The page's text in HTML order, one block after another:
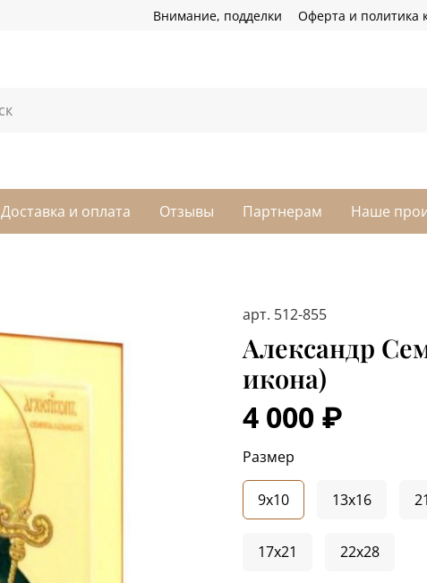
Внимание, подделки Оферта и политика
Доставка и оплата Отзывы Партнерам Наше
арт. 512-855
Александр
икона)
4 000 ₽
Размер
9x10 13x16
17x21 22x28